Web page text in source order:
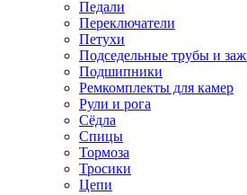
Педали
Переключатели
Петухи
Подседельные трубы и
Подшипники
Ремкомплекты для камер
Рули и рога
Сёдла
Спицы
Тормоза
Тросики
Цепи